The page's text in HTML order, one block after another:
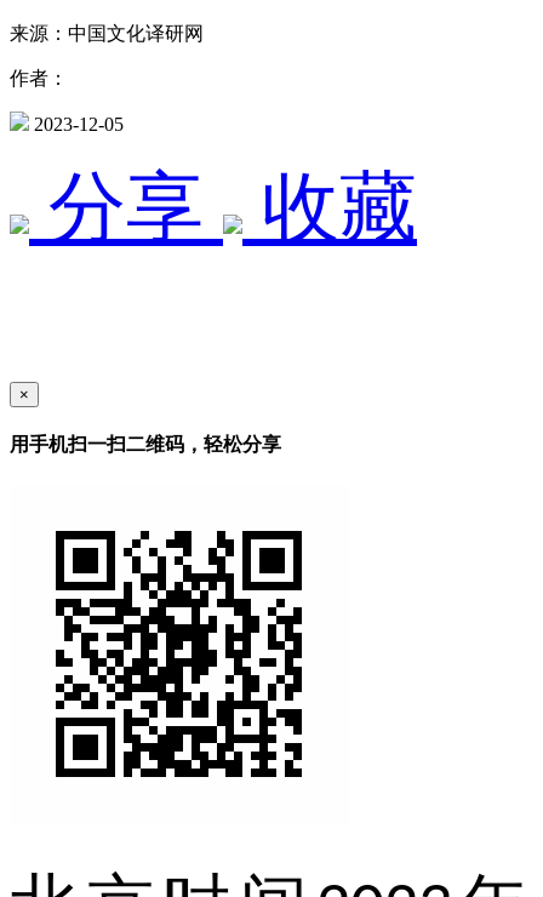
来源：中国文化译研网
作者：
2023-12-05
分享 收藏
×
用手机扫一扫二维码，轻松分享